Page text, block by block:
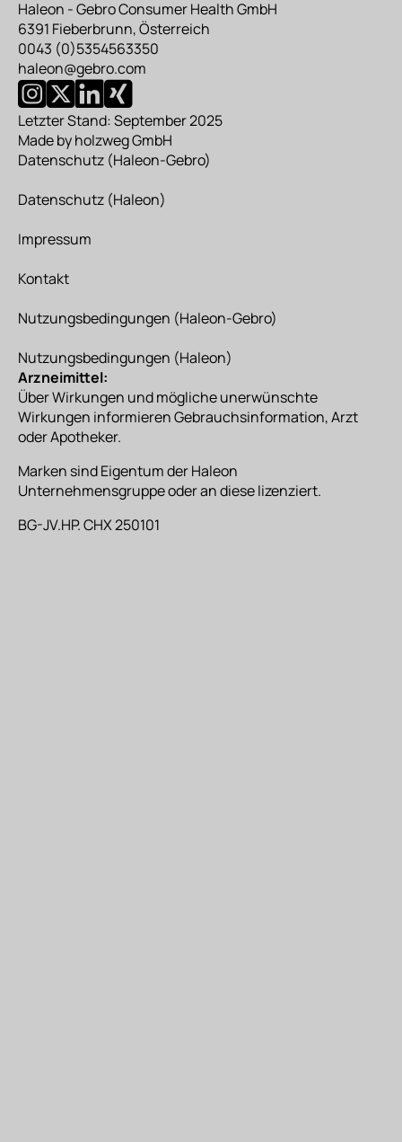
Haleon - Gebro Consumer Health GmbH
6391 Fieberbrunn, Österreich
0043 (0)5354563350
haleon@gebro.com
Letzter Stand: September 2025
Made byholzweg GmbH
Datenschutz (Haleon-Gebro)
Datenschutz (Haleon)
Impressum
Kontakt
Nutzungsbedingungen (Haleon-Gebro)
Nutzungsbedingungen (Haleon)
Arzneimittel:
Über Wirkungen und mögliche unerwünschte
Wirkungen informieren Gebrauchsinformation, Arzt
oder Apotheker.
Marken sind Eigentum der Haleon
Unternehmensgruppe oder an diese lizenziert.
BG-JV.HP. CHX 250101